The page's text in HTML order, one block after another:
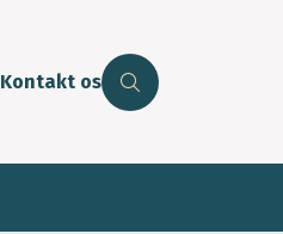
Kontakt os